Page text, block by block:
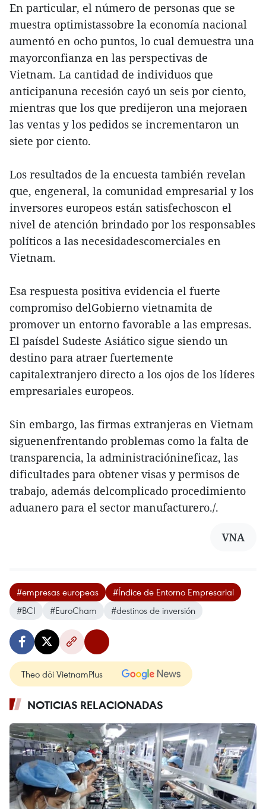
En particular, el número de personas que se
muestra optimistassobre la economía nacional
aumentó en ocho puntos, lo cual demuestra una
mayorconfianza en las perspectivas de
Vietnam. La cantidad de individuos que
anticipanuna recesión cayó un seis por ciento,
mientras que los que predijeron una mejoraen
las ventas y los pedidos se incrementaron un
siete por ciento.
Los resultados de la encuesta también revelan
que, engeneral, la comunidad empresarial y los
inversores europeos están satisfechoscon el
nivel de atención brindado por los responsables
políticos a las necesidadescomerciales en
Vietnam.
Esa respuesta positiva evidencia el fuerte
compromiso delGobierno vietnamita de
promover un entorno favorable a las empresas.
El paísdel Sudeste Asiático sigue siendo un
destino para atraer fuertemente
capitalextranjero directo a los ojos de los líderes
empresariales europeos.
Sin embargo, las firmas extranjeras en Vietnam
siguenenfrentando problemas como la falta de
transparencia, la administraciónineficaz, las
dificultades para obtener visas y permisos de
trabajo, además delcomplicado procedimiento
aduanero para el sector manufacturero./.
VNA
#empresas europeas
#Índice de Entorno Empresarial
#BCI
#EuroCham #destinos de inversión
Theo dõi VietnamPlus
NOTICIAS RELACIONADAS